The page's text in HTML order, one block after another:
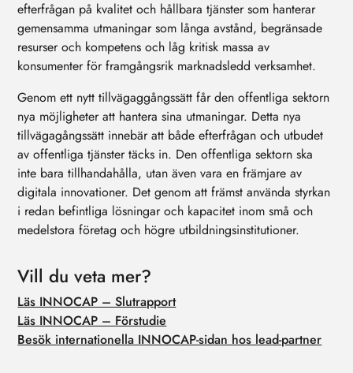
efterfrågan på kvalitet och hållbara tjänster som hanterar
gemensamma utmaningar som långa avstånd, begränsade
resurser och kompetens och låg kritisk massa av
konsumenter för framgångsrik marknadsledd verksamhet.
Genom ett nytt tillvägaggångssätt får den offentliga sektorn
nya möjligheter att hantera sina utmaningar. Detta nya
tillvägagångssätt innebär att både efterfrågan och utbudet
av offentliga tjänster täcks in. Den offentliga sektorn ska
inte bara tillhandahålla, utan även vara en främjare av
digitala innovationer. Det genom att främst använda styrkan
i redan befintliga lösningar och kapacitet inom små och
medelstora företag och högre utbildningsinstitutioner.
Vill du veta mer?
Läs INNOCAP – Slutrapport
Läs INNOCAP – Förstudie
Besök internationella INNOCAP-sidan hos lead-partner